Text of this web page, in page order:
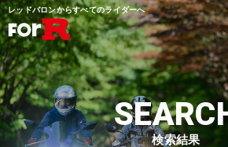
レッドバロンからすべてのライダーへ
検索結果